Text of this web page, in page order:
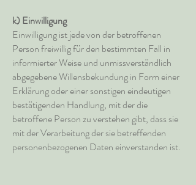
k) Einwilligung
Einwilligung ist jede von der betroffenen
Person freiwillig für den bestimmten Fall in
informierter Weise und unmissverständlich
abgegebene Willensbekundung in Form einer
Erklärung oder einer sonstigen eindeutigen
bestätigenden Handlung, mit der die
betroffene Person zu verstehen gibt, dass sie
mit der Verarbeitung der sie betreffenden
personenbezogenen Daten einverstanden ist.